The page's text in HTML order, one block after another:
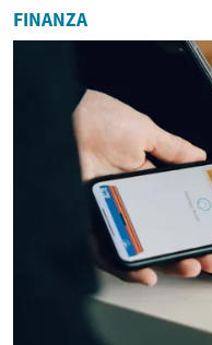
FINANZA